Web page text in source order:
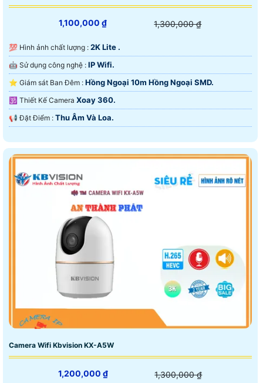
1,100,000 ₫ 1,300,000 ₫
💯 Hình ảnh chất lượng : 2K Lite .
🤖️ Sử dụng công nghệ : IP Wifi.
⭐ Giám sát Ban Đêm : Hồng Ngoại 10m Hồng Ngoại SMD.
🕉️ Thiết Kế Camera Xoay 360.
️📢 Đặt Điểm : Thu Âm Và Loa.
Camera Wifi Kbvision KX-A5W
1,200,000 ₫ 1,300,000 ₫